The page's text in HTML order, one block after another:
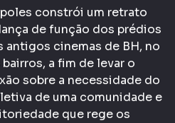
constrói um retrato
de função dos prédios
antigos cinemas de BH, no
a fim de levar o
sobre a necessidade do
de uma comunidade e
que rege os